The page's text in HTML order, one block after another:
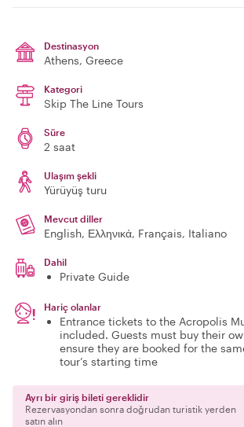
Destinasyon
Athens, Greece
Kategori
Skip The Line Tours
Süre
2 saat
Ulaşım şekli
Yürüyüş turu
Mevcut diller
English, Ελληνικά, Français, Italiano
Dahil
Private Guide
Hariç olanlar
Entrance tickets to the Acropolis
included. Guests must buy their
ensure they are booked for the
tour’s starting time
Ayrı bir giriş bileti gereklidir
Rezervasyondan sonra doğrudan turistik yerden
satın alın